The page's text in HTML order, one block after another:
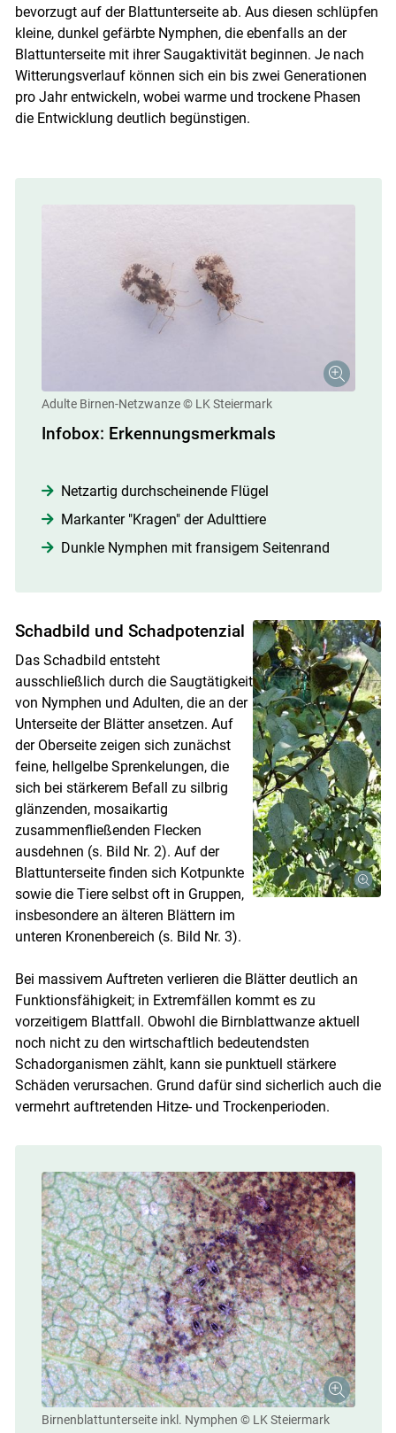
Skip to main content
bevorzugt auf der Blattunterseite ab. Aus diesen schlüpfen
kleine, dunkel gefärbte Nymphen, die ebenfalls an der
Blattunterseite mit ihrer Saugaktivität beginnen. Je nach
Witterungsverlauf können sich ein bis zwei Generationen
pro Jahr entwickeln, wobei warme und trockene Phasen
die Entwicklung deutlich begünstigen.
Adulte Birnen-Netzwanze © LK Steiermark
Infobox: Erkennungsmerkmals
Netzartig durchscheinende Flügel
Markanter "Kragen" der Adulttiere
Dunkle Nymphen mit fransigem Seitenrand
Schadbild und Schadpotenzial
Das Schadbild entsteht
ausschließlich durch die Saugtätigkeit
von Nymphen und Adulten, die an der
Unterseite der Blätter ansetzen. Auf
der Oberseite zeigen sich zunächst
feine, hellgelbe Sprenkelungen, die
sich bei stärkerem Befall zu silbrig
glänzenden, mosaikartig
zusammenfließenden Flecken
ausdehnen (s. Bild Nr. 2). Auf der
Blattunterseite finden sich Kotpunkte
sowie die Tiere selbst oft in Gruppen,
insbesondere an älteren Blättern im
unteren Kronenbereich (s. Bild Nr. 3).
Bei massivem Auftreten verlieren die Blätter deutlich an
Funktionsfähigkeit; in Extremfällen kommt es zu
vorzeitigem Blattfall. Obwohl die Birnblattwanze aktuell
noch nicht zu den wirtschaftlich bedeutendsten
Schadorganismen zählt, kann sie punktuell stärkere
Schäden verursachen. Grund dafür sind sicherlich auch die
vermehrt auftretenden Hitze- und Trockenperioden.
Birnenblattunterseite inkl. Nymphen © LK Steiermark